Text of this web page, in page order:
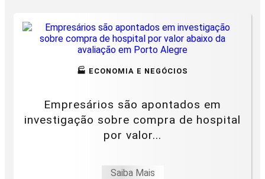
🏭 ECONOMIA E NEGÓCIOS
Empresários são apontados em
investigação sobre compra de hospital
por valor...
Saiba Mais